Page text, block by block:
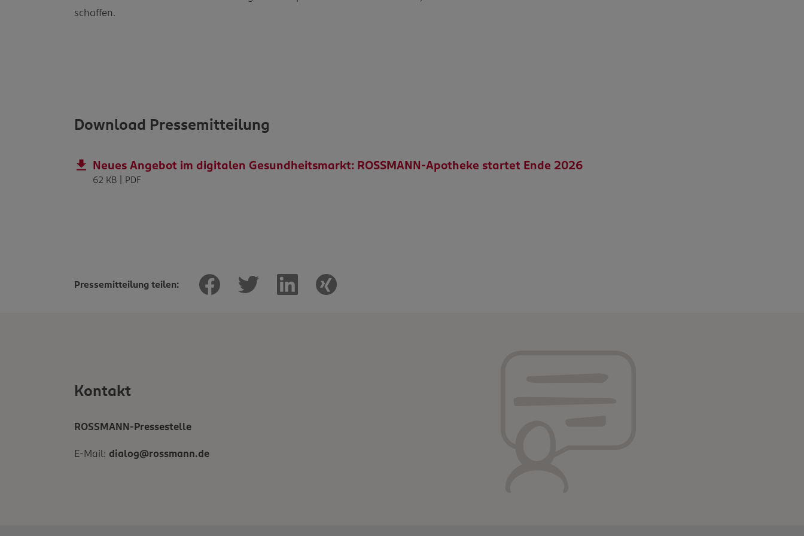
schaffen.
Download Pressemitteilung
Neues Angebot im digitalen Gesundheitsmarkt: ROSSMANN-Apotheke startet Ende 2026
62 KB | PDF
Pressemitteilung teilen:
Kontakt
ROSSMANN-Pressestelle
E-Mail:dialog@rossmann.de